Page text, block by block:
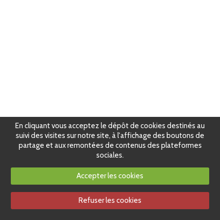
En cliquant vous acceptez le dépôt de cookies destinés au
suivi des visites sur notre site, à l'affichage des boutons de
partage et aux remontées de contenus des plateformes
sociales.
Accepter les cookies
Refuser les cookies